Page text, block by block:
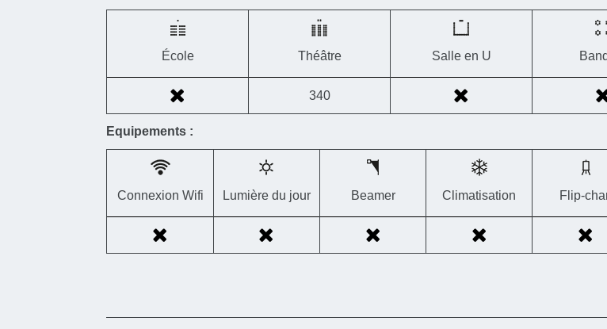
École Théâtre
340
Salle en U
Equipements :
Connexion Wifi Lumière du jour Beamer Climatisation Flip-